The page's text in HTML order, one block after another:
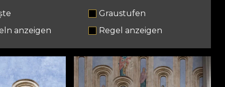
Graustufen
anzeigen
Regel anzeigen